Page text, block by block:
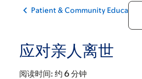
Patient & Community Education
应对亲人离世
阅读时间: 约 6 分钟